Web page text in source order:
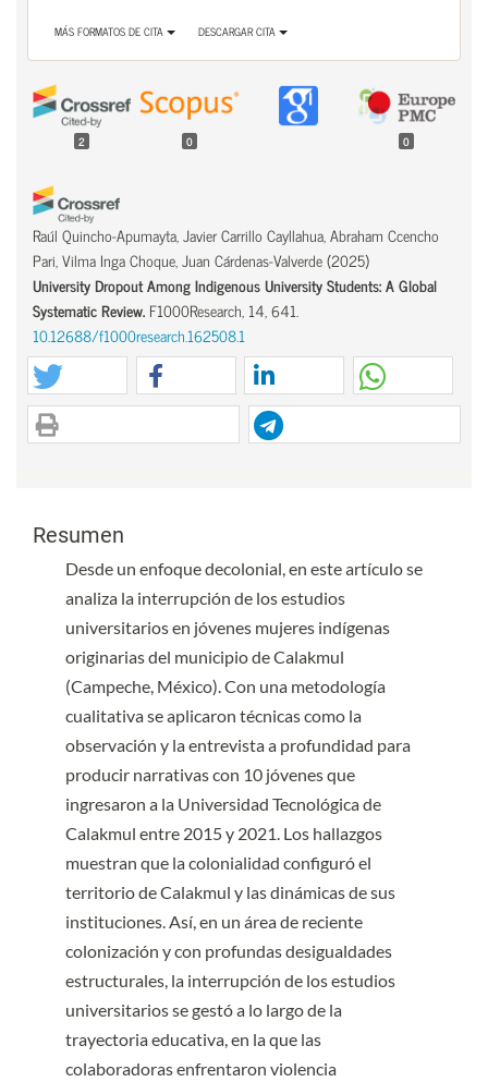
MÁS FORMATOS DE CITA DESCARGAR CITA
2 0 0
Raúl Quincho-Apumayta, Javier Carrillo Cayllahua, Abraham Ccencho
Pari, Vilma Inga Choque, Juan Cárdenas-Valverde(2025)
University Dropout Among Indigenous University Students: A Global
Systematic Review. F1000Research, 14, 641.
10.12688/f1000research.162508.1
Raúl Quincho-Apumayta, Javier Carrillo Cayllahua, Abraham Ccencho
Pari, Vilma Inga Choque, Juan Cárdenas-Valverde(2025)
Resumen
Desde un enfoque decolonial, en este artículo se
analiza la interrupción de los estudios
universitarios en jóvenes mujeres indígenas
originarias del municipio de Calakmul
(Campeche, México). Con una metodología
cualitativa se aplicaron técnicas como la
observación y la entrevista a profundidad para
producir narrativas con 10 jóvenes que
ingresaron a la Universidad Tecnológica de
Calakmul entre 2015 y 2021. Los hallazgos
muestran que la colonialidad configuró el
territorio de Calakmul y las dinámicas de sus
instituciones. Así, en un área de reciente
colonización y con profundas desigualdades
estructurales, la interrupción de los estudios
universitarios se gestó a lo largo de la
trayectoria educativa, en la que las
colaboradoras enfrentaron violencia